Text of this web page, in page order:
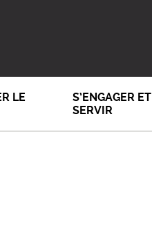
LE
S’ENGAGER ET
SERVIR